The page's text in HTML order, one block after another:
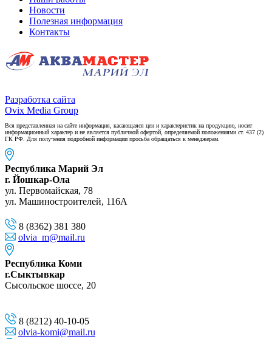
Новости
Полезная информация
Контакты
Разработка сайта
Ovix Media Group
Вся представленная на сайте информация, касающаяся цен и характеристик на продукцию, носит
информационный характер и не является публичной офертой, определяемой положениями ст. 437 (2)
ГК РФ. Для получения подробной информации просьба обращаться к менеджерам.
Республика Марий Эл
г. Йошкар-Ола
ул. Первомайская, 78
ул. Машиностроителей, 116A
8 (8362) 381 380
olvia_m@mail.ru
Республика Коми
г.Сыктывкар
Сысольское шоссе, 20
8 (8212) 40-10-05
olvia-komi@mail.ru